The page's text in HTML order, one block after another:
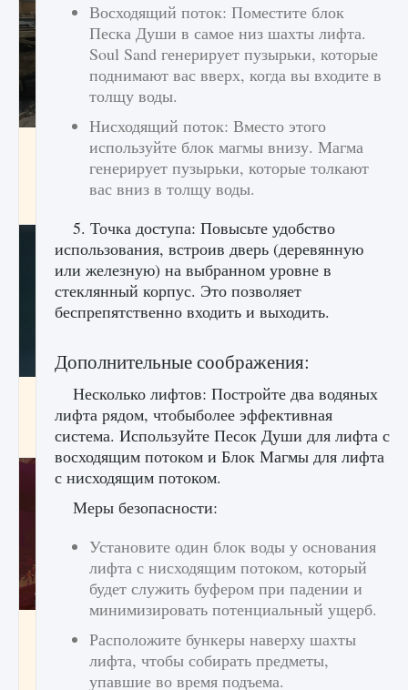
Как исправить текстовую ошибку
пользовательского интерфейса Delta
Force Hawk Ops
Как проверить статус сервера Delta Force
Hawk Ops
9 августа 2024 1 286 0 0
игре Creatures of Ava
9 августа 2024 1 218 0 0
Восходящий поток: Поместите блок
Песка Души в самое низ шахты лифта.
Soul Sand генерирует пузырьки, которые
поднимают вас вверх, когда вы входите в
толщу воды.
Нисходящий поток: Вместо этого
используйте блок магмы внизу. Магма
генерирует пузырьки, которые толкают
вас вниз в толщу воды.
5. Точка доступа: Повысьте удобство
использования, встроив дверь (деревянную
или железную) на выбранном уровне в
стеклянный корпус. Это позволяет
беспрепятственно входить и выходить.
Дополнительные соображения:
Несколько лифтов: Постройте два водяных
лифта рядом, чтобыболее эффективная
система. Используйте Песок Души для лифта с
восходящим потоком и Блок Магмы для лифта
с нисходящим потоком.
Меры безопасности:
Установите один блок воды у основания
лифта с нисходящим потоком, который
будет служить буфером при падении и
минимизировать потенциальный ущерб.
Расположите бункеры наверху шахты
лифта, чтобы собирать предметы,
упавшие во время подъема.